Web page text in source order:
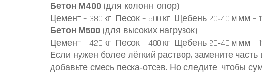
Бетон М400 (для колонн, опор):
Цемент – 380 кг, Песок – 500 кг, Щебень 20‑40 м мм –
Бетон М500 (для высоких нагрузок):
Цемент – 420 кг, Песок – 480 кг, Щебень 20‑40 м мм –
Если нужен более лёгкий раствор, замените
добавьте смесь песка‑отсев. Но следите, чтобы